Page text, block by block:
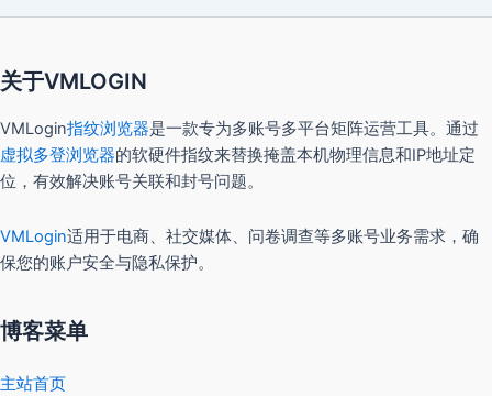
关于VMLOGIN
VMLogin指纹浏览器是一款专为多账号多平台矩阵运营工具。通过
虚拟多登浏览器的软硬件指纹来替换掩盖本机物理信息和IP地址定
位，有效解决账号关联和封号问题。
VMLogin适用于电商、社交媒体、问卷调查等多账号业务需求，确
保您的账户安全与隐私保护。
博客菜单
主站首页